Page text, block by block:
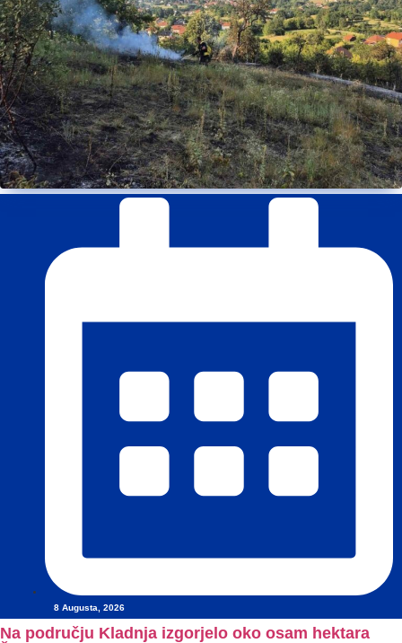
8 Augusta, 2026
Na području Kladnja izgorjelo oko osam hektara